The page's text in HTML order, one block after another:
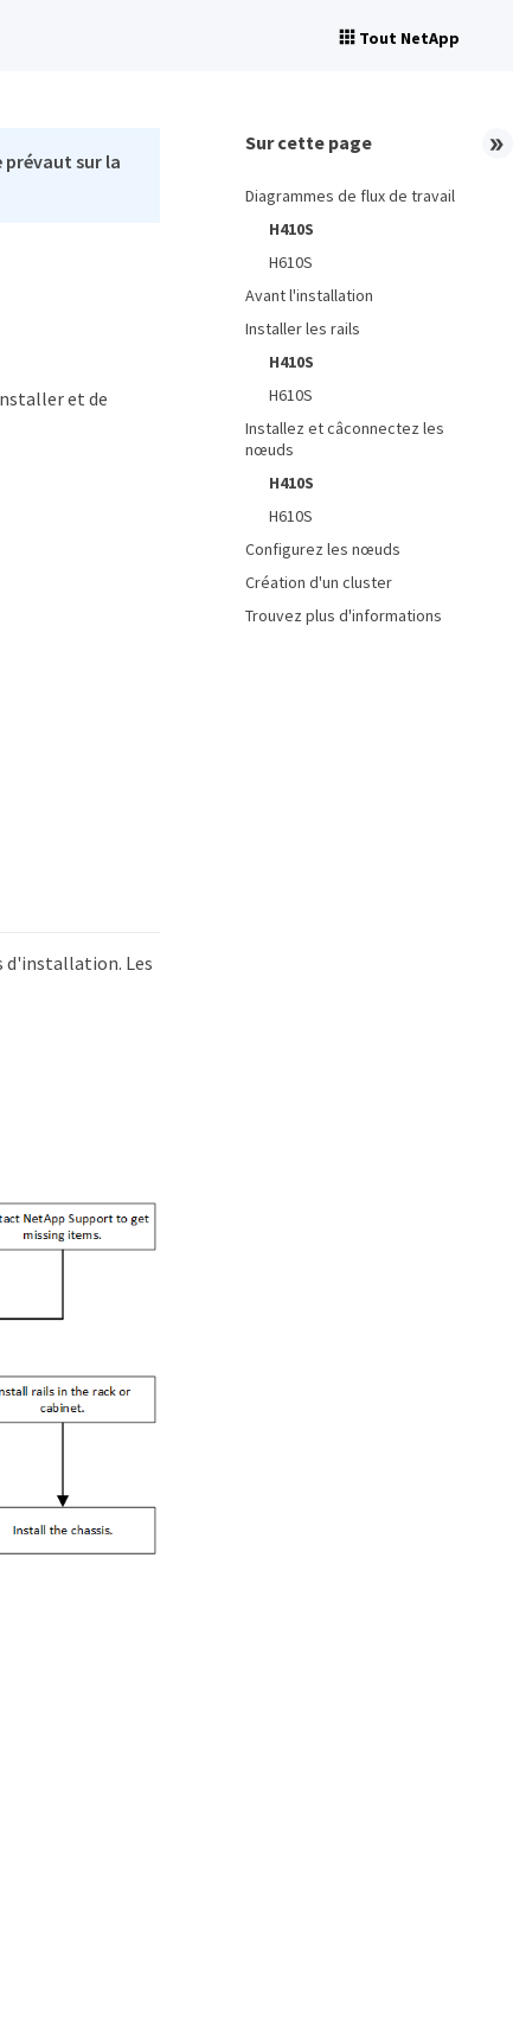
Tout NetApp
sur la
et de
d'installation. Les
Sur cette page
Diagrammes de flux de travail
H410S
H610S
Avant l'installation
Installer les rails
H410S
H610S
Installez et câconnectez les
nœuds
H410S
H610S
Configurez les nœuds
Création d'un cluster
Trouvez plus d'informations